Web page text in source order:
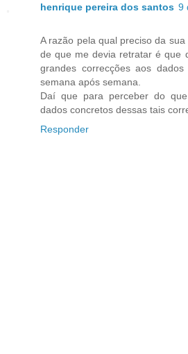
henrique pereira dos santos 9
A razão pela qual preciso da
de que me devia retratar é que
grandes correcções aos dados
semana após semana.
Daí que para perceber do
dados concretos dessas tais
Responder